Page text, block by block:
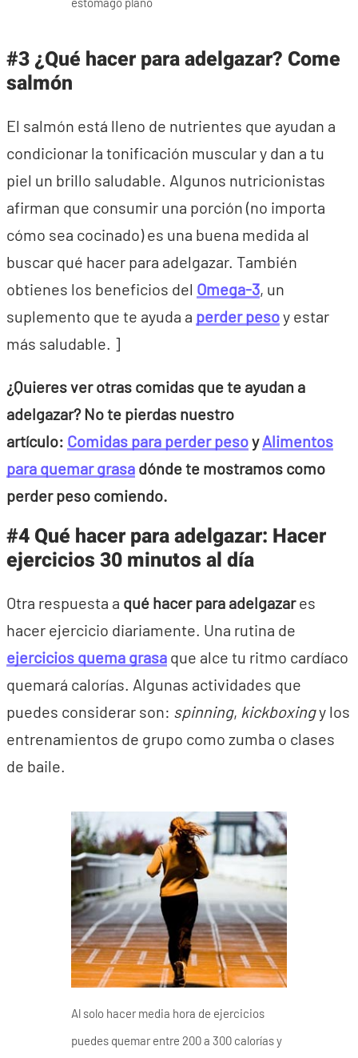
#3 ¿Qué hacer para adelgazar? Come
salmón
El salmón está lleno de nutrientes que ayudan a
condicionar la tonificación muscular y dan a tu
piel un brillo saludable. Algunos nutricionistas
afirman que consumir una porción (no importa
cómo sea cocinado) es una buena medida al
buscar qué hacer para adelgazar. También
obtienes los beneficios del Omega-3, un
suplemento que te ayuda a perder pesoy estar
más saludable. ]
¿Quieres ver otras comidas que te ayudan a
adelgazar? No te pierdas nuestro
artículo: Comidas para perder pesoyAlimentos
para quemar grasa dónde te mostramos como
perder peso comiendo.
#4 Qué hacer para adelgazar: Hacer
ejercicios 30 minutos al día
Otra respuesta a qué hacer para adelgazares
hacer ejercicio diariamente. Una rutina de
ejercicios quema grasa que alce tu ritmo cardíaco
quemará calorías. Algunas actividades que
puedes considerar son: spinning, kickboxingy los
entrenamientos de grupo como zumba o clases
de baile.
Al solo hacer media hora de ejercicios
puedes quemar entre 200 a 300 calorías y